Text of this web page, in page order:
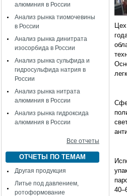
алюминия в России
Анализ рынка тиомочевины
в России
Анализ рынка динитрата
изосорбида в России
Анализ рынка сульфида и
гидросульфида натрия в
России
Анализ рынка нитрата
алюминия в России
Анализ рынка гидроксида
алюминия в России
Все отчеты
ОТЧЕТЫ ПО ТЕМАМ
Другая продукция
Литье под давлением,
ротоформование